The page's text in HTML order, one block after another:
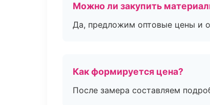
Можно ли закупить
Да, предложим оптовые цены и
Как формируется цена?
После замера составляем